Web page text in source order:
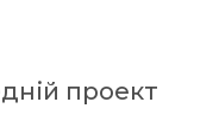
проект